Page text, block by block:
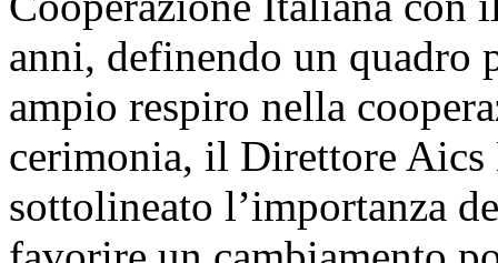
anni, definendo un
ampio respiro nella
cerimonia, il Direttore Aics
sottolineato l’importanza